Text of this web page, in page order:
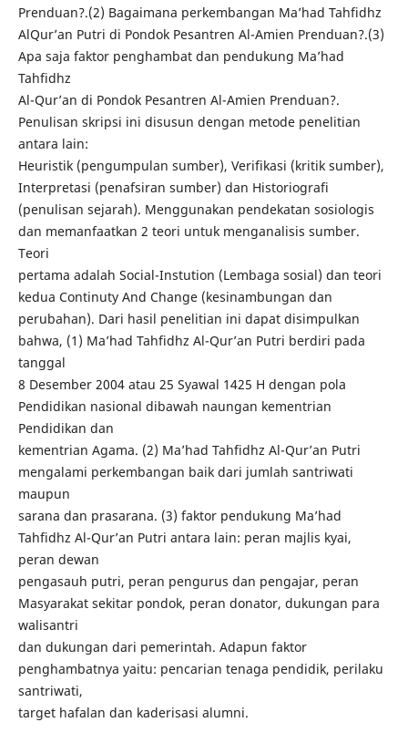
Prenduan?.(2) Bagaimana perkembangan Ma’had Tahfidhz
AlQur’an Putri di Pondok Pesantren Al-Amien Prenduan?.(3)
Apa saja faktor penghambat dan pendukung Ma’had
Tahfidhz
Al-Qur’an di Pondok Pesantren Al-Amien Prenduan?.
Penulisan skripsi ini disusun dengan metode penelitian
antara lain:
Heuristik (pengumpulan sumber), Verifikasi (kritik sumber),
Interpretasi (penafsiran sumber) dan Historiografi
(penulisan sejarah). Menggunakan pendekatan sosiologis
dan memanfaatkan 2 teori untuk menganalisis sumber.
Teori
pertama adalah Social-Instution (Lembaga sosial) dan teori
kedua Continuty And Change (kesinambungan dan
perubahan). Dari hasil penelitian ini dapat disimpulkan
bahwa, (1) Ma’had Tahfidhz Al-Qur’an Putri berdiri pada
tanggal
8 Desember 2004 atau 25 Syawal 1425 H dengan pola
Pendidikan nasional dibawah naungan kementrian
Pendidikan dan
kementrian Agama. (2) Ma’had Tahfidhz Al-Qur’an Putri
mengalami perkembangan baik dari jumlah santriwati
maupun
sarana dan prasarana. (3) faktor pendukung Ma’had
Tahfidhz Al-Qur’an Putri antara lain: peran majlis kyai,
peran dewan
pengasauh putri, peran pengurus dan pengajar, peran
Masyarakat sekitar pondok, peran donator, dukungan para
walisantri
dan dukungan dari pemerintah. Adapun faktor
penghambatnya yaitu: pencarian tenaga pendidik, perilaku
santriwati,
target hafalan dan kaderisasi alumni.